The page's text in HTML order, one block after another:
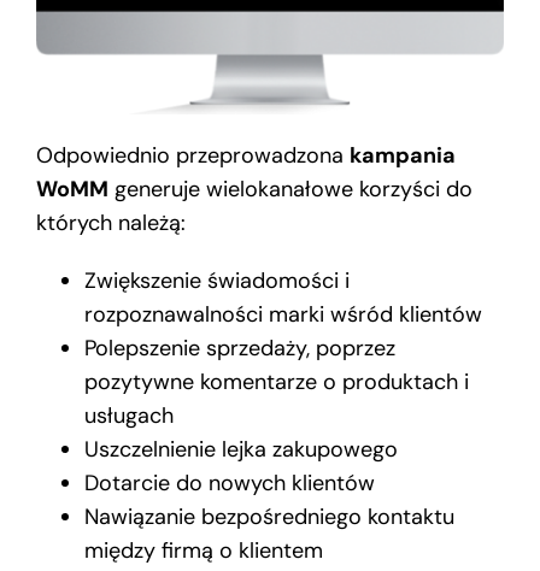
Odpowiednio przeprowadzona kampania
WoMM generuje wielokanałowe korzyści do
których należą:
Zwiększenie świadomości i
rozpoznawalności marki wśród klientów
Polepszenie sprzedaży, poprzez
pozytywne komentarze o produktach i
usługach
Uszczelnienie lejka zakupowego
Dotarcie do nowych klientów
Nawiązanie bezpośredniego kontaktu
między firmą o klientem